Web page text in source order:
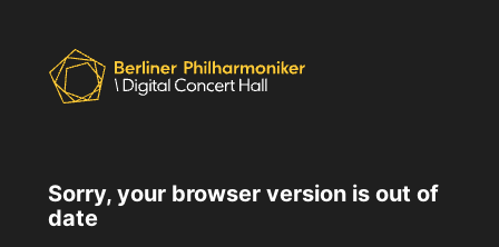
Sorry, your browser version is out of
date